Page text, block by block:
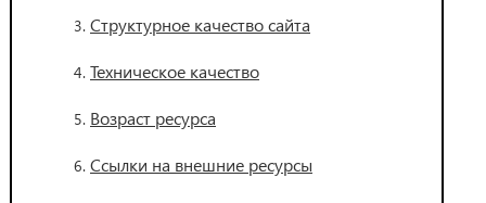
Структурное качество сайта
Техническое качество
Возраст ресурса
Ссылки на внешние ресурсы